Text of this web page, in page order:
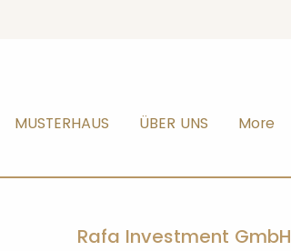
MUSTERHAUS ÜBER UNS More
Rafa Investment GmbH